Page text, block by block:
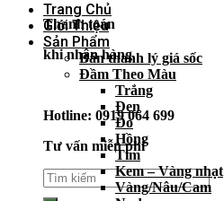
Thanh toán
khi nhận hàng
Hotline: 0919 064 699
Tư vấn miễn phí
Trang Chủ
Giới Thiệu
Sản Phẩm
Bán thanh lý giá sốc
Đầm Theo Màu
Trắng
Đen
Đỏ
Hồng
Tím
Kem – Vàng nhạt
Vàng/Nâu/Cam